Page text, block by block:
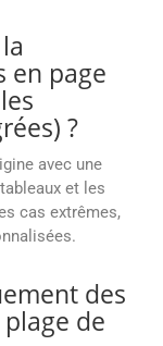
en page
?
avec une
et les
cas extrêmes,
des
de